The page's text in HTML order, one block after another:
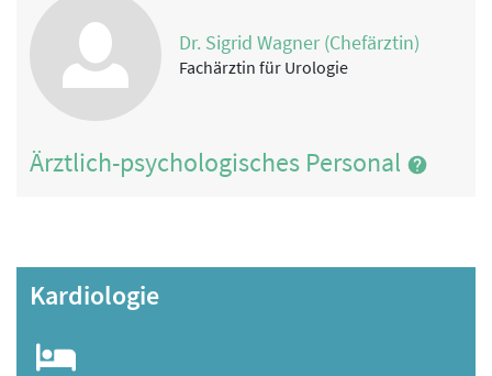
Dr. Sigrid Wagner (Chefärztin)
Fachärztin für Urologie
Ärztlich-psychologisches Personal
Kardiologie